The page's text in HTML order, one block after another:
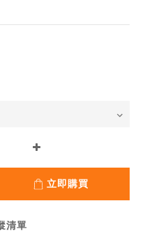
立即購買
清單